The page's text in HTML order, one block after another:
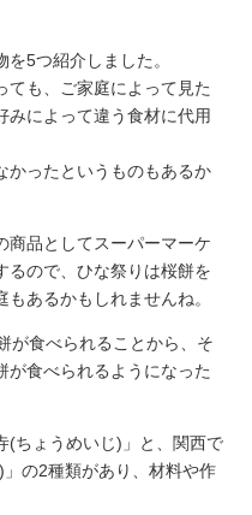
5つ紹介しました。
ても、ご家庭によって見た
みによって違う食材に代用
かったというものもあるか
商品としてスーパーマーケ
るので、ひな祭りは桜餅を
あるかもしれませんね。
が食べられることから、そ
が食べられるようになった
(ちょうめいじ)」と、関西で
の2種類があり、材料や作